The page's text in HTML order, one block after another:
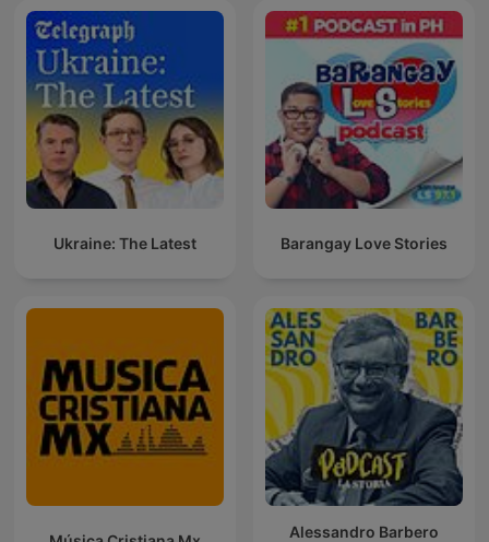
Barangay Love Stories
Ukraine: The Latest
Alessandro Barbero